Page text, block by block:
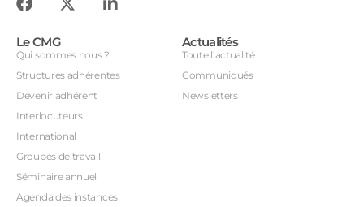
Le CMG
Qui sommes nous ?
Structures adhérentes
Dévenir adhérent
Interlocuteurs
International
Groupes de travail
Séminaire annuel
Agenda des instances
Actualités
Toute l’actualité
Communiqués
Newsletters